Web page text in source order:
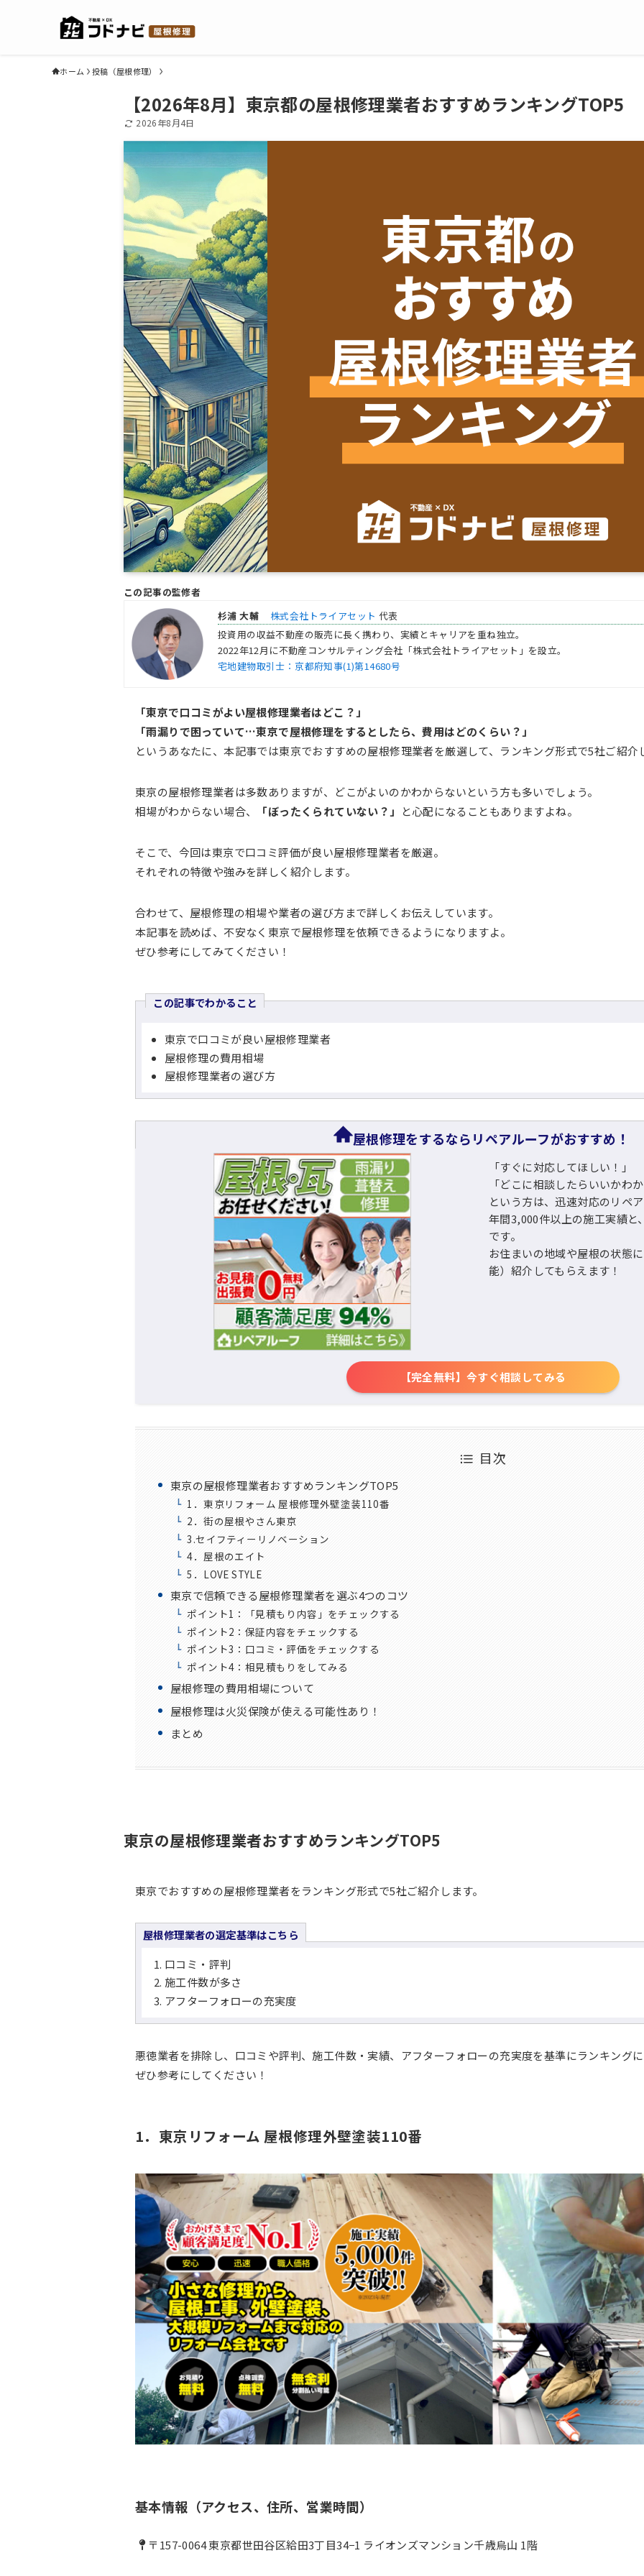
ホーム 投稿（屋根修理）
【2026年8月】東京都の屋根修理業者おすすめランキングTOP5
2026年8月4日
この記事の監修者
杉浦 大輔
株式会社トライアセット 代表
投資用の収益不動産の販売に長く携わり、実績とキャリアを重ね独立。
2022年12月に不動産コンサルティング会社「株式会社トライアセット」を設立。
宅地建物取引士：京都府知事(1)第14680号
「東京で口コミがよい屋根修理業者はどこ？」
「雨漏りで困っていて…東京で屋根修理をするとしたら、費用はどのくらい？」
というあなたに、本記事では東京でおすすめの屋根修理業者を厳選して、ランキング形式で5社ご紹介
東京の屋根修理業者は多数ありますが、どこがよいのかわからないという方も多いでしょう。
相場がわからない場合、
「ぼったくられていない？」 と心配になることもありますよね。
そこで、今回は東京で口コミ評価が良い屋根修理業者を厳選。
それぞれの特徴や強みを詳しく紹介します。
合わせて、屋根修理の相場や業者の選び方まで詳しくお伝えしています。
本記事を読めば、不安なく東京で屋根修理を依頼できるようになりますよ。
ぜひ参考にしてみてください！
この記事でわかること
東京で口コミが良い屋根修理業者
屋根修理の費用相場
屋根修理業者の選び方
屋根修理をするならリペアルーフがおすすめ！
「すぐに対応してほしい！」
「どこに相談したらいいかわ
という方は、迅速対応のリペ
年間3,000件以上の施工実績と
です。
お住まいの地域や屋根の状態
能）紹介してもらえます！
【完全無料】今すぐ相談してみる
目次
東京の屋根修理業者おすすめランキングTOP5
1．東京リフォーム 屋根修理外壁塗装110番
2．街の屋根やさん東京
3.セイフティーリノベーション
4．屋根のエイト
5．LOVE STYLE
東京で信頼できる屋根修理業者を選ぶ4つのコツ
ポイント1：「見積もり内容」をチェックする
ポイント2：保証内容をチェックする
ポイント3：口コミ・評価をチェックする
ポイント4：相見積もりをしてみる
屋根修理の費用相場について
屋根修理は火災保険が使える可能性あり！
まとめ
東京の屋根修理業者おすすめランキングTOP5
東京でおすすめの屋根修理業者をランキング形式で5社ご紹介します。
屋根修理業者の選定基準はこちら
口コミ・評判
施工件数が多さ
アフターフォローの充実度
悪徳業者を排除し、口コミや評判、施工件数・実績、アフターフォローの充実度を基準にランキング
ぜひ参考にしてください！
1．東京リフォーム 屋根修理外壁塗装110番
基本情報（アクセス、住所、営業時間）
〒157-0064 東京都世田谷区給田3丁目34−1 ライオンズマンション千歳烏山 1階